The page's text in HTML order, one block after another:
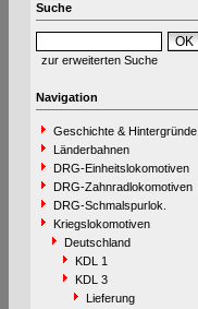
Suche
zur erweiterten Suche
Navigation
Geschichte & Hintergründe
Länderbahnen
DRG-Einheitslokomotiven
DRG-Zahnradlokomotiven
DRG-Schmalspurlok.
Kriegslokomotiven
Deutschland
KDL 1
KDL 3
Lieferung